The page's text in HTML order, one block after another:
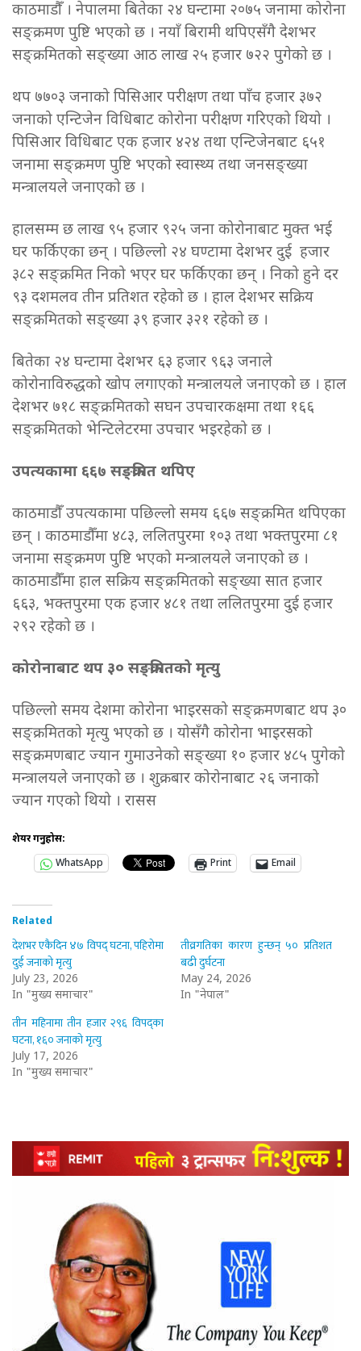
काठमाडौँ । नेपालमा बितेका २४ घन्टामा २०७५ जनामा कोरोना
सङ्क्रमण पुष्टि भएको छ । नयाँ बिरामी थपिएसँगै देशभर
सङ्क्रमितको सङ्ख्या आठ लाख २५ हजार ७२२ पुगेको छ ।
थप ७७०३ जनाको पिसिआर परीक्षण तथा पाँच हजार ३७२
जनाको एन्टिजेन विधिबाट कोरोना परीक्षण गरिएको थियो ।
पिसिआर विधिबाट एक हजार ४२४ तथा एन्टिजेनबाट ६५१
जनामा सङ्क्रमण पुष्टि भएको स्वास्थ्य तथा जनसङ्ख्या
मन्त्रालयले जनाएको छ ।
हालसम्म छ लाख ९५ हजार ९२५ जना कोरोनाबाट मुक्त भई
घर फर्किएका छन् । पछिल्लो २४ घण्टामा देशभर दुई हजार
३८२ सङ्क्रमित निको भएर घर फर्किएका छन् । निको हुने दर
९३ दशमलव तीन प्रतिशत रहेको छ । हाल देशभर सक्रिय
सङ्क्रमितको सङ्ख्या ३९ हजार ३२१ रहेको छ ।
बितेका २४ घन्टामा देशभर ६३ हजार ९६३ जनाले
कोरोनाविरुद्धको खोप लगाएको मन्त्रालयले जनाएको छ । हाल
देशभर ७१८ सङ्क्रमितको सघन उपचारकक्षमा तथा १६६
सङ्क्रमितको भेन्टिलेटरमा उपचार भइरहेको छ ।
उपत्यकामा ६६७ सङ्क्रमित थपिए
काठमाडौँ उपत्यकामा पछिल्लो समय ६६७ सङ्क्रमित थपिएका
छन् । काठमाडौँमा ४८३, ललितपुरमा १०३ तथा भक्तपुरमा ८१
जनामा सङ्क्रमण पुष्टि भएको मन्त्रालयले जनाएको छ ।
काठमाडौँमा हाल सक्रिय सङ्क्रमितको सङ्ख्या सात हजार
६६३, भक्तपुरमा एक हजार ४८१ तथा ललितपुरमा दुई हजार
२९२ रहेको छ ।
कोरोनाबाट थप ३० सङ्क्रमितको मृत्यु
पछिल्लो समय देशमा कोरोना भाइरसको सङ्क्रमणबाट थप ३०
सङ्क्रमितको मृत्यु भएको छ । योसँगै कोरोना भाइरसको
सङ्क्रमणबाट ज्यान गुमाउनेको सङ्ख्या १० हजार ४८५ पुगेको
मन्त्रालयले जनाएको छ । शुक्रबार कोरोनाबाट २६ जनाको
ज्यान गएको थियो । रासस
शेयर गर्नुहोस:
WhatsApp
Print Email
Related
देशभर एकैदिन ४७ विपद् घटना, पहिरोमा
दुई जनाको मृत्यु
July 23, 2026
In "मुख्य समाचार"
तीव्रगतिका कारण हुन्छन् ५० प्रतिशत
बढी दुर्घटना
May 24, 2026
In "नेपाल"
तीन महिनामा तीन हजार २९६ विपद्का
घटना, १६० जनाको मृत्यु
July 17, 2026
In "मुख्य समाचार"